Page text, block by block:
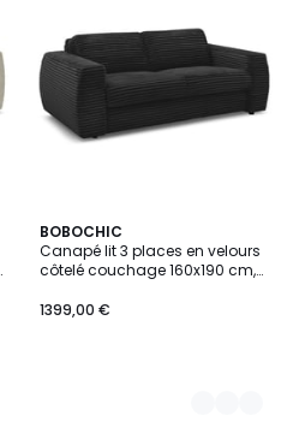
BOBOCHIC
Canapé lit 3 places en velours
côtelé couchage 160x190 cm,
1399,00 €
8
Couleurs